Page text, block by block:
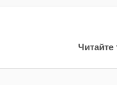
Читайте